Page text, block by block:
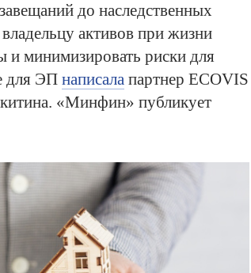
до наследственных
активов при жизни
и минимизировать риски для
для ЭП написала партнер ECOVIS
«Минфин» публикует